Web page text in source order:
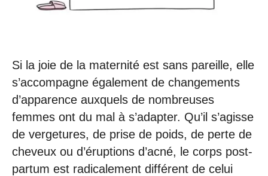
Si la joie de la maternité est sans pareille, elle
s’accompagne également de changements
d’apparence auxquels de nombreuses
femmes ont du mal à s’adapter. Qu’il s’agisse
de vergetures, de prise de poids, de perte de
cheveux ou d’éruptions d’acné, le corps post-
partum est radicalement différent de celui